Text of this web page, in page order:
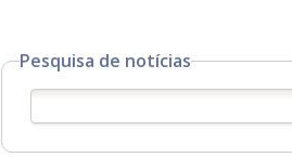
Pesquisa de notícias